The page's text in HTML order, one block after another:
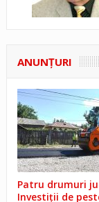
ANUNŢURI
Patru drumuri
Investiții de